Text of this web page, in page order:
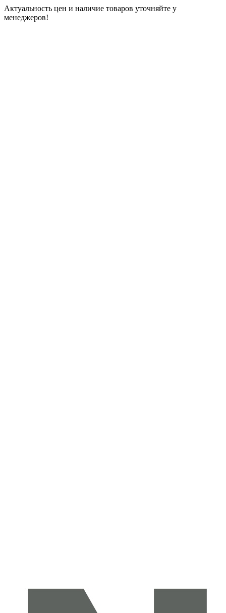
Актуальность цен и наличие товаров уточняйте у
менеджеров!